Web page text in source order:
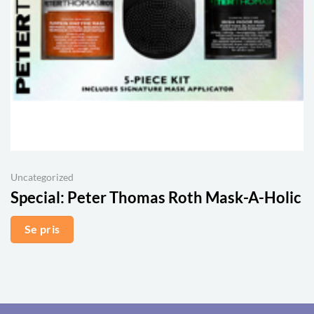
Uncategorized
Special: Peter Thomas Roth Mask-A-Holic
Se pris